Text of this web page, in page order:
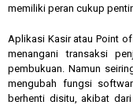
memiliki peran cukup
Aplikasi Kasir atau Point
menangani transaksi
pembukuan. Namun
mengubah fungsi
berhenti disitu, akibat